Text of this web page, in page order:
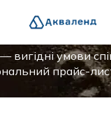
вигідні умови
прайс-